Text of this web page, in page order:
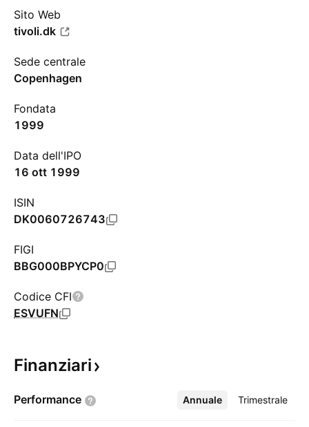
Sito Web
tivoli.dk
Sede centrale
Copenhagen
Fondata
1999
Data dell'IPO
16 ott 1999
ISIN
DK0060726743
FIGI
BBG000BPYCP0
Codice CFI
ESVUFN
Finanziari
Performance Annuale Trimestrale
Altro